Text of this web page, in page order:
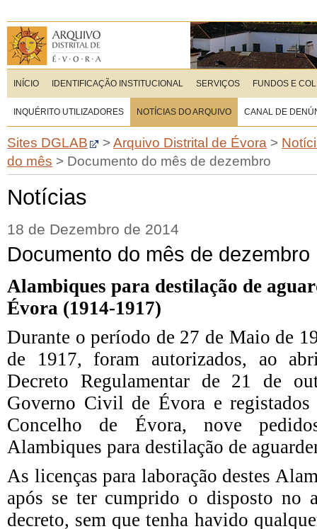
INÍCIO IDENTIFICAÇÃO INSTITUCIONAL SERVIÇOS FUNDOS E
INQUÉRITO UTILIZADORES NOTÍCIAS DO ARQUIVO CANAL DE
Sites DGLAB >Arquivo Distrital de Évora >
do mês > Documento do mês de dezembro
Notícias
18 de Dezembro de 2014
Documento do mês de dezembro
Alambiques para destilação de
Évora (1914-1917)
Durante o período de 27 de Maio de
de 1917, foram autorizados, ao
Decreto Regulamentar de 21 de
Governo Civil de Évora e
Concelho de Évora, nove
Alambiques para destilação de
As licenças para laboração destes
após se ter cumprido o disposto no
decreto, sem que tenha havido